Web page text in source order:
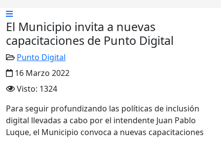
El Municipio invita a nuevas
capacitaciones de Punto Digital
Punto Digital
16 Marzo 2022
Visto: 1324
Para seguir profundizando las políticas de inclusión
digital llevadas a cabo por el intendente Juan Pablo
Luque, el Municipio convoca a nuevas capacitaciones